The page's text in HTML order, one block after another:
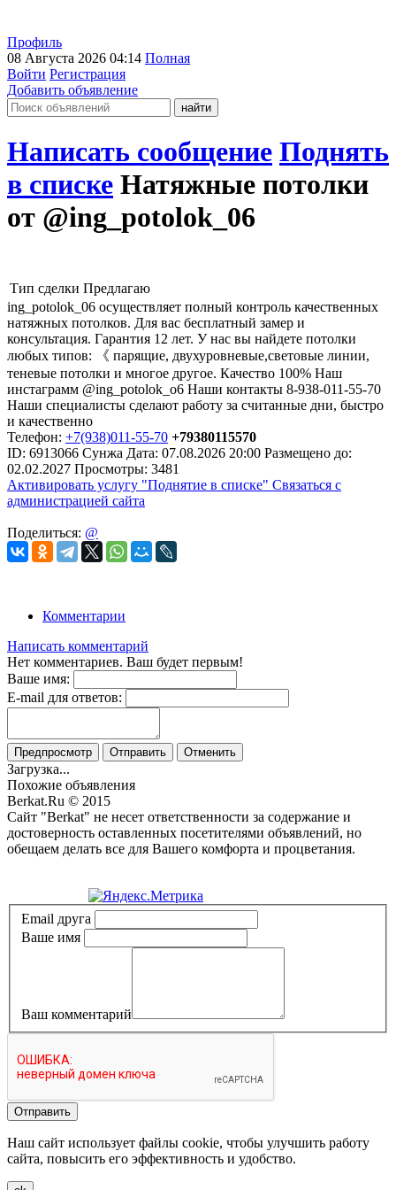
Профиль
08 Августа 2026 04:14 Полная
Войти Регистрация
Добавить объявление
Написать сообщение Поднять
в списке Натяжные потолки
от @ing_potolok_06
Тип сделки Предлагаю
ing_potolok_06 осуществляет полный контроль качественных
натяжных потолков. Для вас бесплатный замер и
консультация. Гарантия 12 лет. У нас вы найдете потолки
любых типов: 《 парящие, двухуровневые,световые линии,
теневые потолки и многое другое. Качество 100% Наш
инстаграмм @ing_potolok_o6 Наши контакты 8-938-011-55-70
Наши специалисты сделают работу за считанные дни, быстро
и качественно
Телефон: +7(938)011-55-70 +79380115570
ID: 6913066 Сунжа Дата: 07.08.2026 20:00 Размещено до:
02.02.2027 Просмотры: 3481
Активировать услугу "Поднятие в списке" Связаться с
администрацией сайта
Поделиться: @
Комментарии
Написать комментарий
Нет комментариев. Ваш будет первым!
Ваше имя:
E-mail для ответов:
Предпросмотр Отправить Отменить
Загрузка...
Похожие объявления
Berkat.Ru © 2015
Сайт "Berkat" не несет ответственности за содержание и
достоверность оставленных посетителями объявлений, но
обещаем делать все для Вашего комфорта и процветания.
Email друга
Ваше имя
Ваш комментарий
Отправить
Наш сайт использует файлы cookie, чтобы улучшить работу
сайта, повысить его эффективность и удобство.